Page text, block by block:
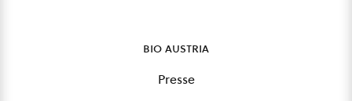
bio austria
Presse